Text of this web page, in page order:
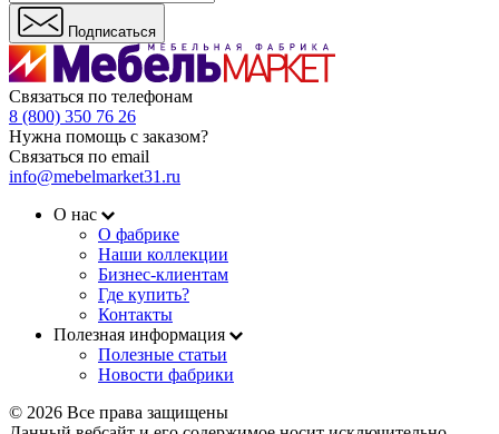
Подписаться
Связаться по телефонам
8 (800) 350 76 26
Нужна помощь с заказом?
Связаться по email
info@mebelmarket31.ru
О нас
О фабрике
Наши коллекции
Бизнес-клиентам
Где купить?
Контакты
Полезная информация
Полезные статьи
Новости фабрики
© 2026 Все права защищены